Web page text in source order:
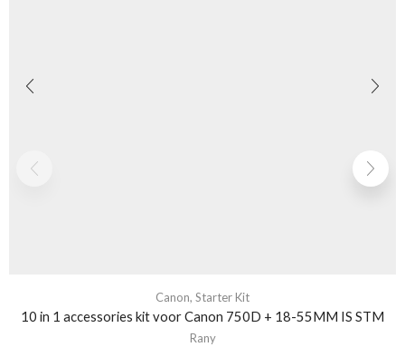
Canon, Starter Kit
10 in 1 accessories kit voor Canon 750D + 18-55MM IS STM
Rany